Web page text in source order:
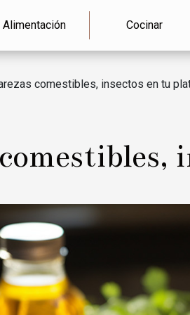
Alimentación Cocinar
comestibles, insectos en tu